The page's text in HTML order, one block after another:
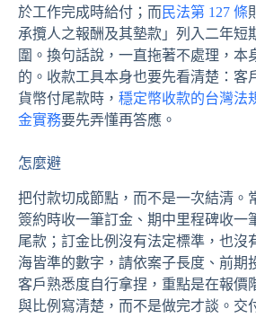
於工作完成時給付；而 民法第 127 條
承攬人之報酬及其墊款」列入二年短
圍。換句話說，一直拖著不處理，本
的。收款工具本身也要先看清楚：客
貨幣付尾款時， 穩定幣收款的台灣法
金實務要先弄懂再答應。
怎麼避
把付款切成節點，而不是一次結清。
簽約時收一筆訂金、期中里程碑收一
尾款；訂金比例沒有法定標準，也沒
海皆準的數字，請依案子長度、前期
客戶熟悉度自行拿捏，重點是在報價
與比例寫清楚，而不是做完才談。交